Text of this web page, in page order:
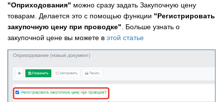
"Оприходования" можно сразу задать Закупочную цену
товарам. Делается это с помощью функции "Регистрировать
закупочную цену при проводке" . Больше узнать о
закупочной цене вы можете в этой статье